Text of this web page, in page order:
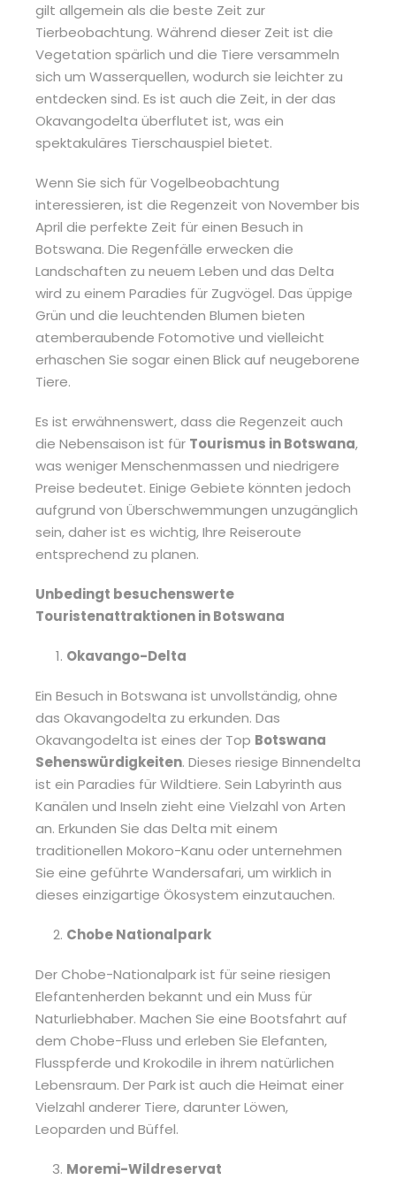
gilt allgemein als die beste Zeit zur
Tierbeobachtung. Während dieser Zeit ist die
Vegetation spärlich und die Tiere versammeln
sich um Wasserquellen, wodurch sie leichter zu
entdecken sind. Es ist auch die Zeit, in der das
Okavangodelta überflutet ist, was ein
spektakuläres Tierschauspiel bietet.
Wenn Sie sich für Vogelbeobachtung
interessieren, ist die Regenzeit von November bis
April die perfekte Zeit für einen Besuch in
Botswana. Die Regenfälle erwecken die
Landschaften zu neuem Leben und das Delta
wird zu einem Paradies für Zugvögel. Das üppige
Grün und die leuchtenden Blumen bieten
atemberaubende Fotomotive und vielleicht
erhaschen Sie sogar einen Blick auf neugeborene
Tiere.
Es ist erwähnenswert, dass die Regenzeit auch
die Nebensaison ist für Tourismus in Botswana,
was weniger Menschenmassen und niedrigere
Preise bedeutet. Einige Gebiete könnten jedoch
aufgrund von Überschwemmungen unzugänglich
sein, daher ist es wichtig, Ihre Reiseroute
entsprechend zu planen.
Unbedingt besuchenswerte
Touristenattraktionen in Botswana
Okavango-Delta
Ein Besuch in Botswana ist unvollständig, ohne
das Okavangodelta zu erkunden. Das
Okavangodelta ist eines der Top Botswana
Sehenswürdigkeiten. Dieses riesige Binnendelta
ist ein Paradies für Wildtiere. Sein Labyrinth aus
Kanälen und Inseln zieht eine Vielzahl von Arten
an. Erkunden Sie das Delta mit einem
traditionellen Mokoro-Kanu oder unternehmen
Sie eine geführte Wandersafari, um wirklich in
dieses einzigartige Ökosystem einzutauchen.
Chobe Nationalpark
Der Chobe-Nationalpark ist für seine riesigen
Elefantenherden bekannt und ein Muss für
Naturliebhaber. Machen Sie eine Bootsfahrt auf
dem Chobe-Fluss und erleben Sie Elefanten,
Flusspferde und Krokodile in ihrem natürlichen
Lebensraum. Der Park ist auch die Heimat einer
Vielzahl anderer Tiere, darunter Löwen,
Leoparden und Büffel.
Moremi-Wildreservat